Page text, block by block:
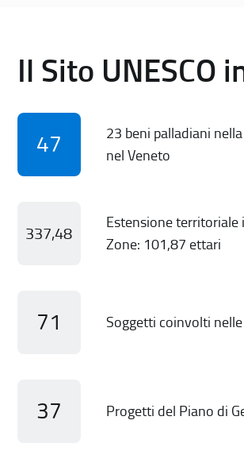
Il Sito UNESCO
47
23 beni palladiani
nel Veneto
337,48
Estensione
Zone: 101,87 ettari
71 Soggetti coinvolti
37 Progetti del Piano di